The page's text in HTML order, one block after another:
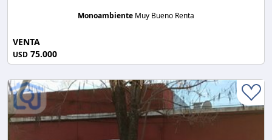
Monoambiente Muy Bueno Renta
VENTA
USD 75.000